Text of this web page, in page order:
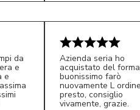
da
e
e
Azienda seria ho
acquistato del
buonissimo farò
nuovamente L
presto, consiglio
vivamente, grazie.